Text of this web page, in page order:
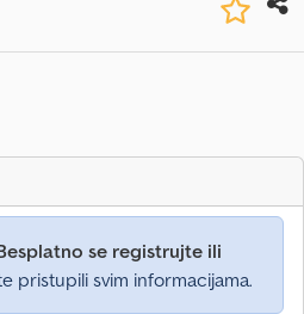
se registrujte ili
pristupili svim informacijama.